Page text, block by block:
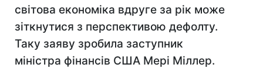
світова економіка вдруге за рік може
зіткнутися з перспективою дефолту.
Таку заяву зробила заступник
міністра фінансів США Мері Міллер.